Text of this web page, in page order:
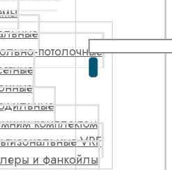
потолочные
комплектом
VRF
и фанкойлы